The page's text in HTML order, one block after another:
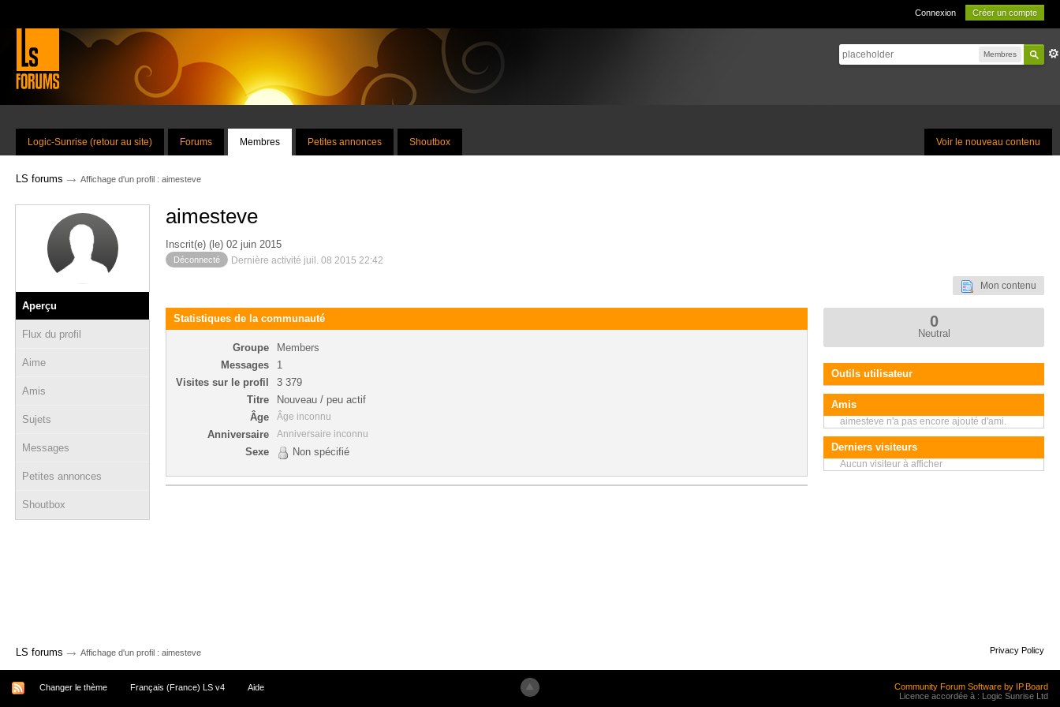
Connexion Créer un compte
Membres
Voir le nouveau contenu
Logic-Sunrise (retour au site) Forums Membres Petites annonces Shoutbox
LS forums → Affichage d'un profil : aimesteve
Aperçu
Flux du profil
Aime
Amis
Sujets
Messages
Petites annonces
Shoutbox
aimesteve
Inscrit(e) (le) 02 juin 2015
Déconnecté Dernière activité juil. 08 2015 22:42
Mon contenu
Statistiques de la communauté
Groupe
Members
Messages
1
Visites sur le profil
3 379
Titre
Nouveau / peu actif
Âge
Âge inconnu
Anniversaire Anniversaire inconnu
Sexe Non spécifié
0
Neutral
Outils utilisateur
Amis
aimesteve n'a pas encore ajouté d'ami.
Derniers visiteurs
Aucun visiteur à afficher
LS forums → Affichage d'un profil : aimesteve Privacy Policy
Changer le thème Français (France) LS v4 Aide
Community Forum Software by IP.Board
Licence accordée à : Logic Sunrise Ltd